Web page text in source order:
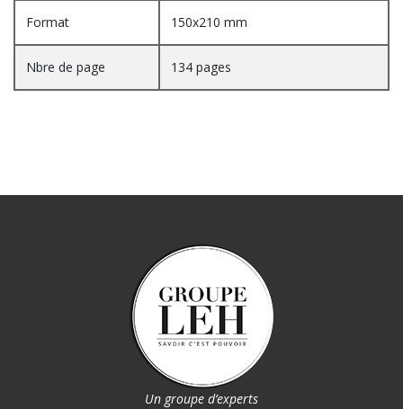
Format 150x210 mm
Nbre de page 134 pages
Un groupe d’experts